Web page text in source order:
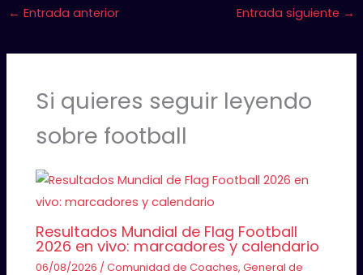
← Entrada anterior Entrada siguiente →
Si quieres seguir leyendo
sobre football
Resultados Mundial de Flag Football
2026 en vivo: marcadores y calendario
06/08/2026 /Comunidad de Coaches,General de